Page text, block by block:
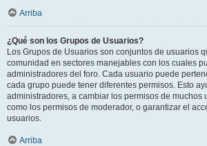
Arriba
¿Qué son los Grupos de Usuarios?
Los Grupos de Usuarios son conjuntos de usuarios
comunidad en sectores manejables con los cuales
administradores del foro. Cada usuario puede
cada grupo puede tener diferentes permisos. Esto
administradores, a cambiar los permisos de muchos
como los permisos de moderador, o garantizar el
usuarios.
Arriba